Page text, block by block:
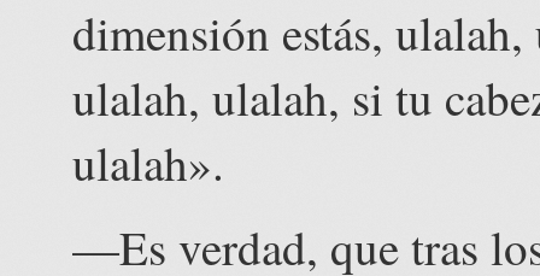
dimensión estás,
ulalah, ulalah, si tu
ulalah».
—Es verdad, que tras